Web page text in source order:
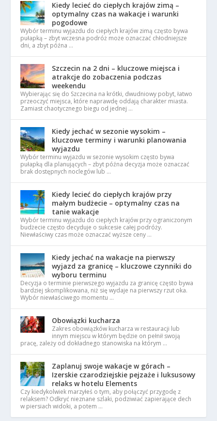
Kiedy lecieć do ciepłych krajów zimą –
optymalny czas na wakacje i warunki
pogodowe
Wybór terminu wyjazdu do ciepłych krajów zimą często bywa
pułapką – zbyt wczesna podróż może oznaczać chłodniejsze
dni, a zbyt późna …
Szczecin na 2 dni – kluczowe miejsca i
atrakcje do zobaczenia podczas
weekendu
Wybierając się do Szczecina na krótki, dwudniowy pobyt, łatwo
przeoczyć miejsca, które naprawdę oddają charakter miasta.
Zamiast chaotycznego biegu od jednej …
Kiedy jechać w sezonie wysokim –
kluczowe terminy i warunki planowania
wyjazdu
Wybór terminu wyjazdu w sezonie wysokim często bywa
pułapką dla planujących – zbyt późna decyzja może oznaczać
brak dostępnych noclegów lub …
Kiedy lecieć do ciepłych krajów przy
małym budżecie – optymalny czas na
tanie wakacje
Wybór terminu wyjazdu do ciepłych krajów przy ograniczonym
budżecie często decyduje o sukcesie całej podróży.
Niewłaściwy czas może oznaczać wyższe ceny …
Kiedy jechać na wakacje na pierwszy
wyjazd za granicę – kluczowe czynniki do
wyboru terminu
Decyzja o terminie pierwszego wyjazdu za granicę często bywa
bardziej skomplikowana, niż się wydaje na pierwszy rzut oka.
Wybór niewłaściwego momentu …
Obowiązki kucharza
Zakres obowiązków kucharza w restauracji lub
innym miejscu w którym będzie on pełnił swoją
pracę, zależy od dokładnego stanowiska na którym …
Zaplanuj swoje wakacje w górach –
Izerskie czarodziejskie pejzaże i luksusowy
relaks w hotelu Elements
Czy kiedykolwiek marzyłeś o tym, aby połączyć przygodę z
relaksem? Odkryć nieznane szlaki, podziwiać zapierające dech
w piersiach widoki, a potem …